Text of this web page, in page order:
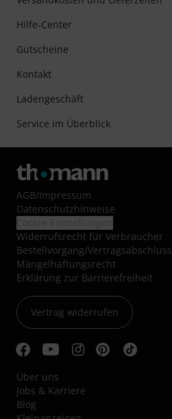
Hilfe-Center
Gutscheine
Kontakt
Ladengeschäft
Service im Überblick
AGB/Impressum
Datenschutzhinweise
Widerrufsrecht für Verbraucher
Bestellvorgang/Vertragsabschluss
Mängelhaftungsrecht
Erklärung zur Barrierefreiheit
Vertrag widerrufen
Über uns
Jobs & Karriere
Blog